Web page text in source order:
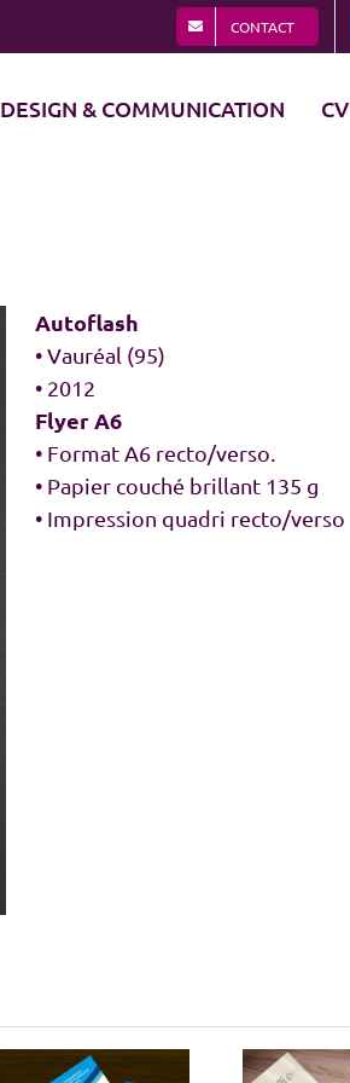
CONTACT
DESIGN & COMMUNICATION CV
Autoflash
• Vauréal (95)
• 2012
Flyer A6
• Format A6 recto/verso.
• Papier couché brillant 135 g
• Impression quadri recto/verso